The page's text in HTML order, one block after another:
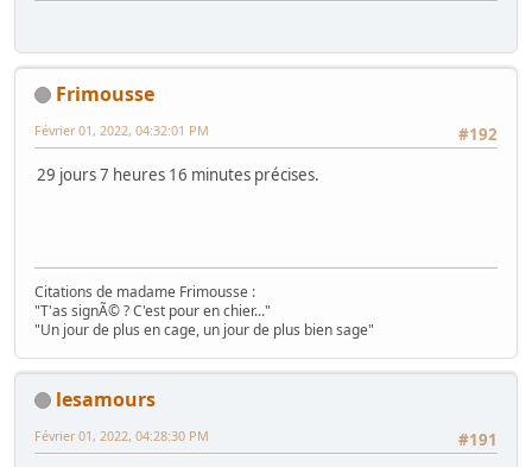
Frimousse
#192
Février 01, 2022, 04:32:01 PM
29 jours 7 heures 16 minutes précises.
Citations de madame Frimousse :
"T'as signÃ© ? C'est pour en chier..."
"Un jour de plus en cage, un jour de plus bien sage"
lesamours
#191
Février 01, 2022, 04:28:30 PM